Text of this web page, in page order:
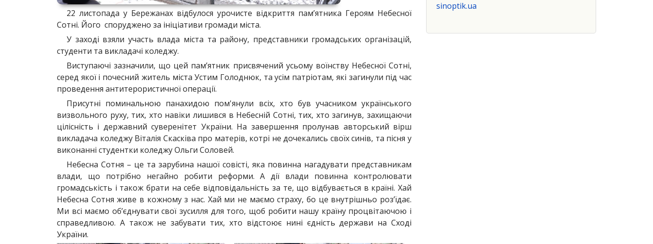
22 листопада у Бережанах відбулося урочисте відкриття пам’ятника Героям Небесної
Сотні. Його споруджено за ініціативи громади міста.
У заході взяли участь влада міста та району, представники громадських організацій,
студенти та викладачі коледжу.
Виступаючі зазначили, що цей пам’ятник присвячений усьому воїнству Небесної Сотні,
серед якої і почесний житель міста Устим Голоднюк, та усім патріотам, які загинули під час
проведення антитерористичної операції.
Присутні поминальною панахидою пом'янули всіх, хто був учасником українського
визвольного руху, тих, хто навіки лишився в Небесній Сотні, тих, хто загинув, захищаючи
цілісність і державний суверенітет України. На завершення пролунав авторський вірш
викладача коледжу Віталія Скасківа про матерів, котрі не дочекались своїх синів, та пісня у
виконанні студентки коледжу Ольги Соловей.
Небесна Сотня – це та зарубина нашої совісті, яка повинна нагадувати представникам
влади, що потрібно негайно робити реформи. А дії влади повинна контролювати
громадськість і також брати на себе відповідальність за те, що відбувається в країні. Хай
Небесна Сотня живе в кожному з нас. Хай ми не маємо страху, бо це внутрішньо роз’їдає.
Ми всі маємо об’єднувати свої зусилля для того, щоб робити нашу країну процвітаючою і
справедливою. А також не забувати тих, хто відстоює нині єдність держави на Сході
України.
sinoptik.ua